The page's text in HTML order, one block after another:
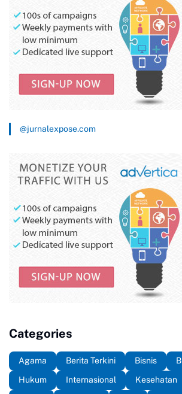
@jurnalexpose.com
Categories
Agama Berita Terkini Bisnis
Hukum
Internasional Kesehatan